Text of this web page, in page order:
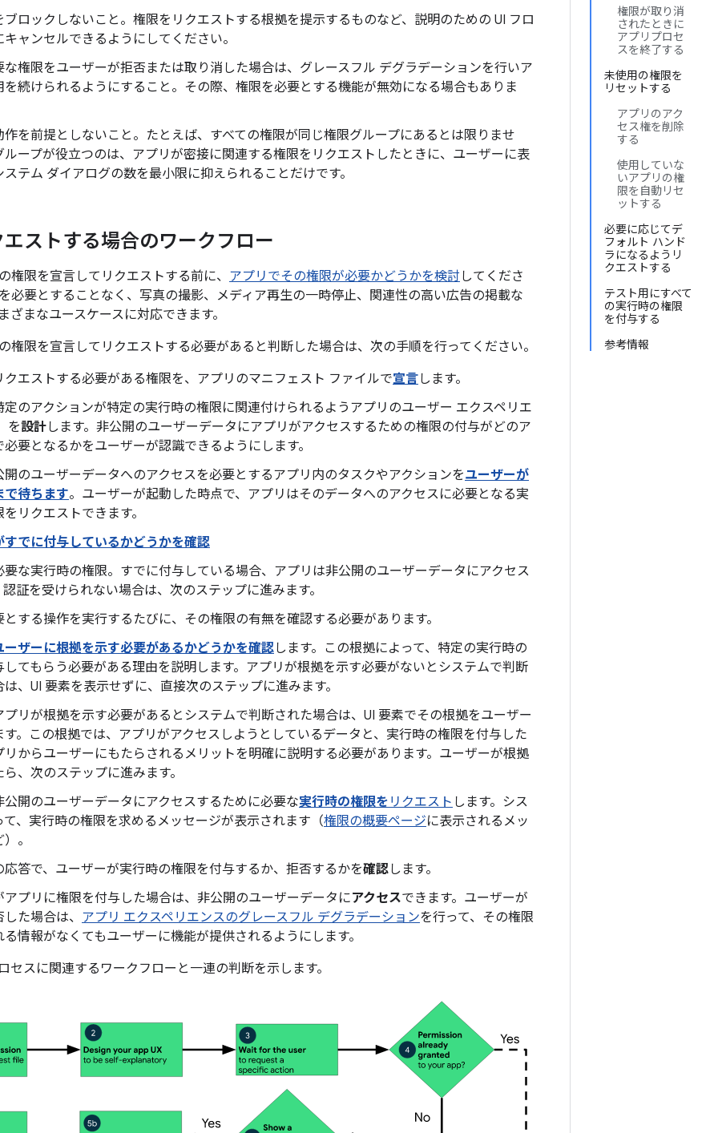
権限が取り消
されたときに
アプリプロセ
スを終了する
未使用の権限を
リセットする
アプリのアク
セス権を削除
する
使用していな
いアプリの権
限を自動リセ
ットする
必要に応じてデ
フォルト ハンド
ラになるようリ
クエストする
テスト用にすべて
の実行時の権限
を付与する
参考情報
ブロックしないこと。権限をリクエストする根拠を提示するものなど、説明のための UI フロ
ャンセルできるようにしてください。
な権限をユーザーが拒否または取り消した場合は、グレースフル デグラデーションを行いア
を続けられるようにすること。その際、権限を必要とする機能が無効になる場合もありま
作を前提としないこと。たとえば、すべての権限が同じ権限グループにあるとは限りませ
ループが役立つのは、アプリが密接に関連する権限をリクエストしたときに、ユーザーに表
テム ダイアログの数を最小限に抑えられることだけです。
ストする場合のワークフロー
権限を宣言してリクエストする前に、 アプリでその権限が必要かどうかを検討してくださ
必要とすることなく、写真の撮影、メディア再生の一時停止、関連性の高い広告の掲載な
ざまなユースケースに対応できます。
権限を宣言してリクエストする必要があると判断した場合は、次の手順を行ってください。
クエストする必要がある権限を、アプリのマニフェスト ファイルで宣言します。
定のアクションが特定の実行時の権限に関連付けられるようアプリのユーザー エクスペリエ
を設計します。非公開のユーザーデータにアプリがアクセスするための権限の付与がどのア
要となるかをユーザーが認識できるようにします。
開のユーザーデータへのアクセスを必要とするアプリ内のタスクやアクションをユーザーが
で待ちます。ユーザーが起動した時点で、アプリはそのデータへのアクセスに必要となる実
リクエストできます。
すでに付与しているかどうかを確認
要な実行時の権限。すでに付与している場合、アプリは非公開のユーザーデータにアクセス
証を受けられない場合は、次のステップに進みます。
する操作を実行するたびに、その権限の有無を確認する必要があります。
ーザーに根拠を示す必要があるかどうかを確認します。この根拠によって、特定の実行時の
してもらう必要がある理由を説明します。アプリが根拠を示す必要がないとシステムで判断
、UI 要素を表示せずに、直接次のステップに進みます。
プリが根拠を示す必要があるとシステムで判断された場合は、UI 要素でその根拠をユーザー
す。この根拠では、アプリがアクセスしようとしているデータと、実行時の権限を付与した
リからユーザーにもたらされるメリットを明確に説明する必要があります。ユーザーが根拠
、次のステップに進みます。
公開のユーザーデータにアクセスするために必要な実行時の権限を リクエスト します。シス
て、実行時の権限を求めるメッセージが表示されます（権限の概要ページに表示されるメッ
。
応答で、ユーザーが実行時の権限を付与するか、拒否するかを確認します。
アプリに権限を付与した場合は、非公開のユーザーデータにアクセスできます。ユーザーが
た場合は、 アプリ エクスペリエンスのグレースフル デグラデーションを行って、その権限
情報がなくてもユーザーに機能が提供されるようにします。
セスに関連するワークフローと一連の判断を示します。